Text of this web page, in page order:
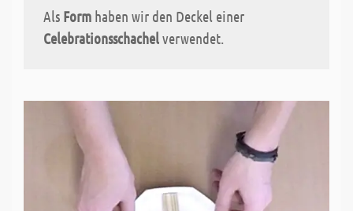
Als Form haben wir den Deckel einer
Celebrationsschachelverwendet.